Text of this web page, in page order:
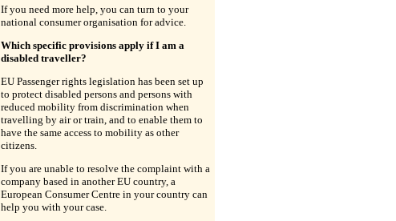
If you need more help, you can turn to your
national consumer organisation for advice.
Which specific provisions apply if I am a
disabled traveller?
EU Passenger rights legislation has been set up
to protect disabled persons and persons with
reduced mobility from discrimination when
travelling by air or train, and to enable them to
have the same access to mobility as other
citizens.
If you are unable to resolve the complaint with a
company based in another EU country, a
European Consumer Centre in your country can
help you with your case.